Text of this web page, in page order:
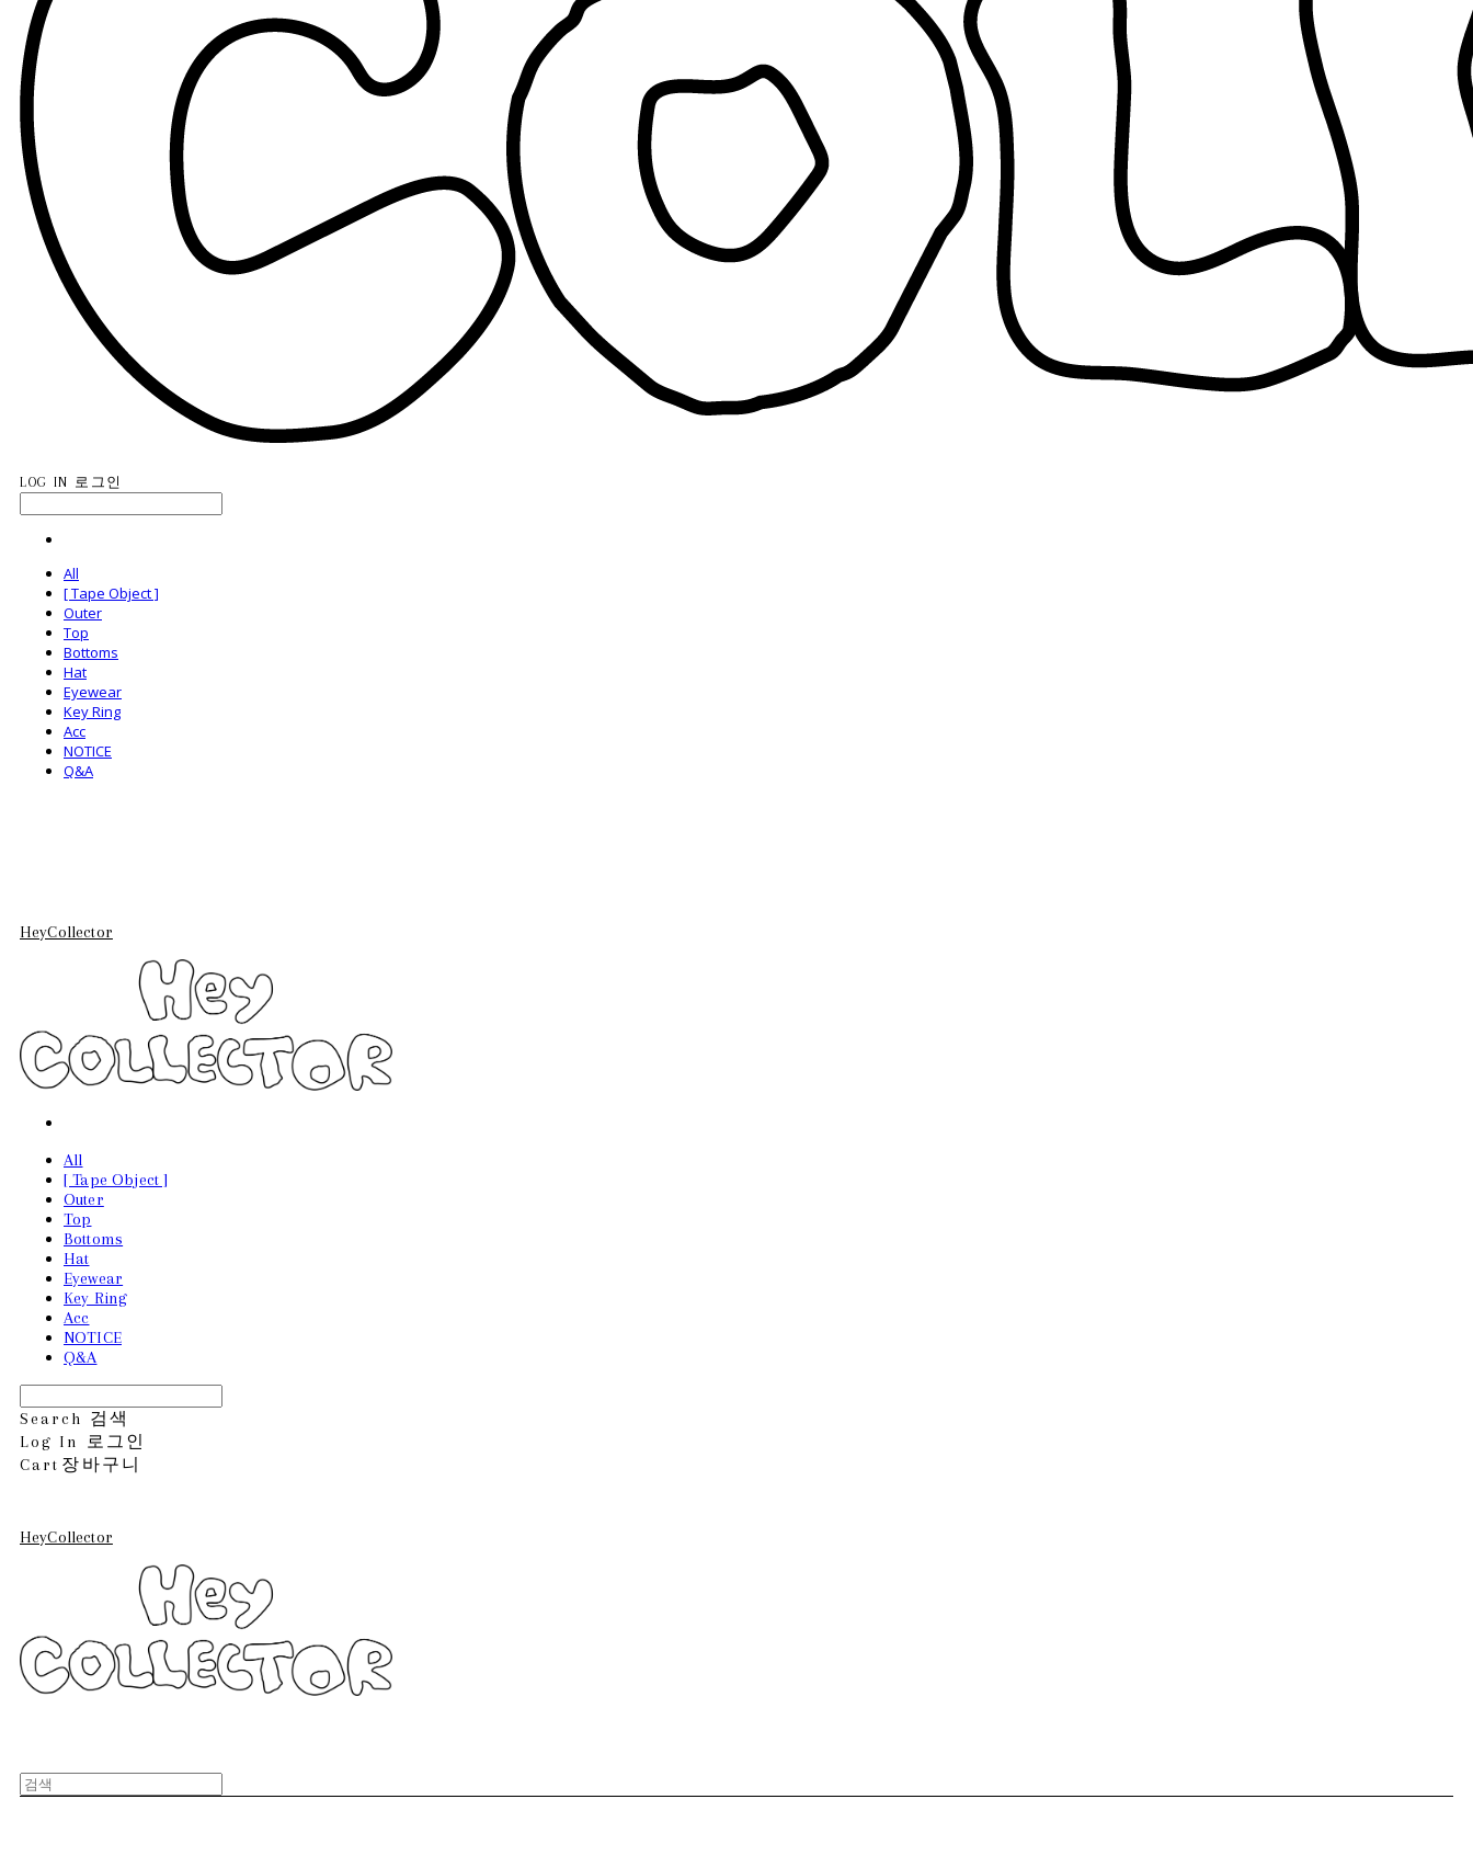
LOG IN 로그인
All
[ Tape Object ]
Outer
Top
Bottoms
Hat
Eyewear
Key Ring
Acc
NOTICE
Q&A
HeyCollector
All
[ Tape Object ]
Outer
Top
Bottoms
Hat
Eyewear
Key Ring
Acc
NOTICE
Q&A
Search 검색
Log In
로그인
Cart 장바구니
HeyCollector